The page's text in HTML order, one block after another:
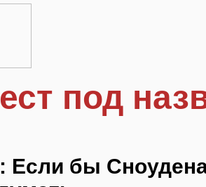
под
Если бы